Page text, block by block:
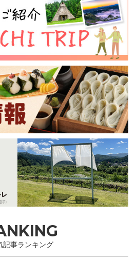
記事ランキング